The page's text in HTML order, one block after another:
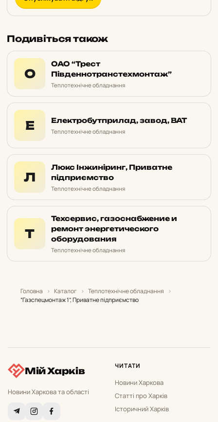
Подивіться також
О
ОАО “Трест
Південнотранстехмонтаж”
Теплотехнічне обладнання
Е Електробутприлад, завод, ВАТ
Теплотехнічне обладнання
Л
Люкс Інжиніринг, Приватне
підприємство
Теплотехнічне обладнання
Т
Техсервис, газоснабжение и
ремонт энергетического
оборудования
Теплотехнічне обладнання
Головна › Каталог › Теплотехнічне обладнання
›
“Газспецмонтаж 1”, Приватне підприємство
Мій Харків
Новини Харкова та області
ЧИТАТИ
Новини Харкова
Статті про Харків
Історичний Харків